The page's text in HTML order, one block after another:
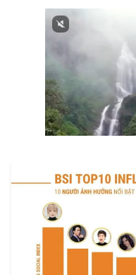
Next video in 1